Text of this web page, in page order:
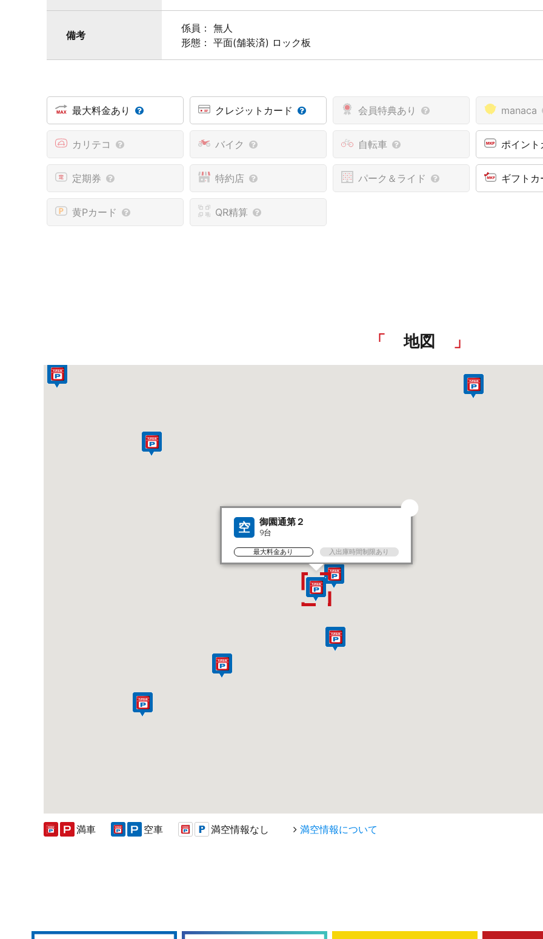
備考
係員： 無人
形態： 平面(舗装済) ロック板
最大料金あり クレジットカード 会員特典あり manaca
カリテコ バイク 自転車 ポイン
定期券 特約店 パーク＆ライド ギフト
黄Pカード QR精算
地図
空 御園通第２
9台
最大料金あり 入出庫時間制限あり
満車 空車 満空情報なし 満空情報について